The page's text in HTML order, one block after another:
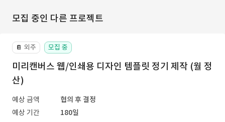
모집 중인 다른 프로젝트
📔 외주 모집 중
미리캔버스 웹/인쇄용 디자인 템플릿 정기 제작 (월 정
산)
예상 금액
협의 후 결정
예상 기간
180일